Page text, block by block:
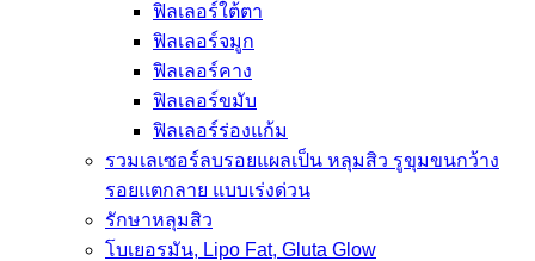
ฟิลเลอร์ใต้ตา
ฟิลเลอร์จมูก
ฟิลเลอร์คาง
ฟิลเลอร์ขมับ
ฟิลเลอร์ร่องแก้ม
รวมเลเซอร์ลบรอยแผลเป็น หลุมสิว รูขุมขนกว้าง
รอยแตกลาย แบบเร่งด่วน
รักษาหลุมสิว
โบเยอรมัน, Lipo Fat, Gluta Glow